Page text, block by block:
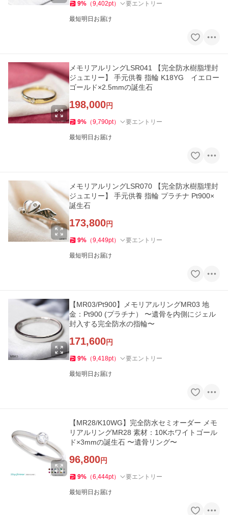
9% （9,402pt） 要エントリー
最短明日お届け
メモリアルリングLSR041 【完全防水樹脂埋封
ジュエリー】 手元供養 指輪 K18YG イエロー
ゴールド×2.5mmの誕生石
198,000円
9% （9,790pt） 要エントリー
最短明日お届け
メモリアルリングLSR070 【完全防水樹脂埋封
ジュエリー】 手元供養 指輪 プラチナ Pt900×
誕生石
173,800円
9% （9,449pt） 要エントリー
最短明日お届け
【MR03/Pt900】メモリアルリングMR03 地
金：Pt900 (プラチナ） 〜遺骨を内側にジェル
封入する完全防水の指輪〜
171,600円
9% （9,418pt） 要エントリー
最短明日お届け
【MR28/K10WG】完全防水セミオーダー メモ
リアルリングMR28 素材：10Kホワイトゴール
ド×3mmの誕生石 〜遺骨リング〜
96,800円
9% （6,444pt） 要エントリー
最短明日お届け